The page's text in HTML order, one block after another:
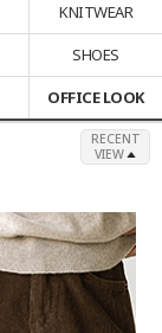
KNITWEAR
SHOES
OFFICE LOOK
RECENT
VIEW